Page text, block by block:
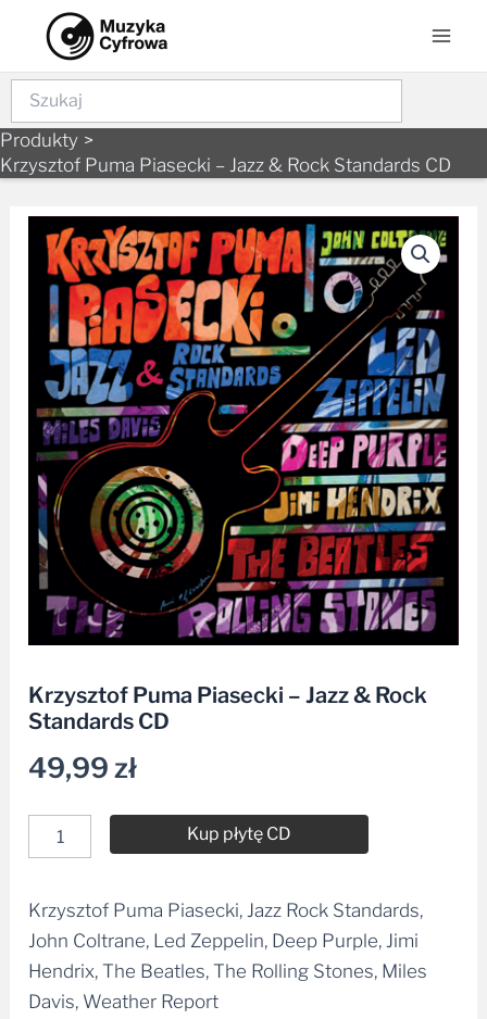
content
Szukaj
Produkty
Krzysztof Puma Piasecki – Jazz & Rock Standards CD
Standards CD
49,99zł
Krzysztof
Puma
Piasecki
Jazz
Rock
Standards
CD
John Coltrane, Led Zeppelin, Deep Purple, Jimi
Hendrix, The Beatles, The Rolling Stones, Miles
Davis, Weather Report
Nr katalogowy: SL 1458DD